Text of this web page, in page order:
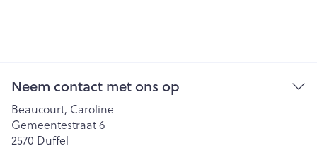
Neem contact met ons op
Beaucourt, Caroline
Gemeentestraat 6
2570 Duffel